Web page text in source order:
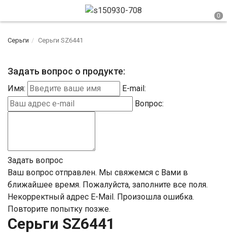
Серьги Серьги SZ6441
Задать вопрос о продукте:
Имя:
E-mail:
Вопрос:
Задать вопрос
Ваш вопрос отправлен. Мы свяжемся с Вами в
ближайшее время. Пожалуйста, заполните все поля.
Некорректный адрес E-Mail. Произошла ошибка.
Повторите попытку позже.
Серьги SZ6441